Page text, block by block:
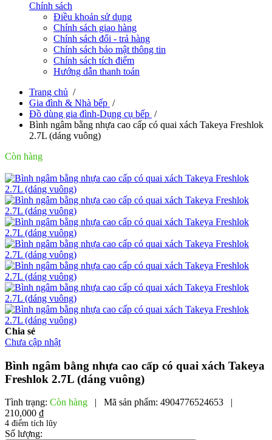
Chính sách
Điều khoản sử dụng
Chính sách giao hàng
Chính sách đổi - trả hàng
Chính sách bảo mật thông tin
Chính sách tích điểm
Hướng dẫn thanh toán
Trang chủ /
Gia đình & Nhà bếp /
Đồ dùng gia đình-Dụng cụ bếp /
Bình ngâm bằng nhựa cao cấp có quai xách Takeya Freshlok
2.7L (dáng vuông)
Còn hàng
Chia sẻ
Chưa cập nhật
Bình ngâm bằng nhựa cao cấp có quai xách Takeya
Freshlok 2.7L (dáng vuông)
Tình trạng: Còn hàng | Mã sản phẩm: 4904776524653
|
210,000 ₫
4 điểm tích lũy
Số lượng: